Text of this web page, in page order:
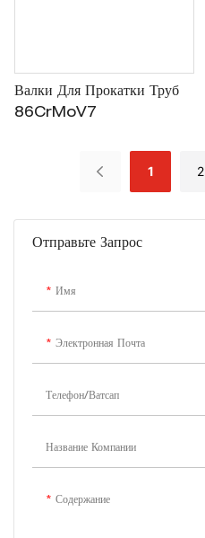
Отправьте Запрос
Имя
Электронная Почта
Телефон/Ватсап
Название Компании
Содержание
Валки Для Прокатки Труб
86CrMoV7
1 2